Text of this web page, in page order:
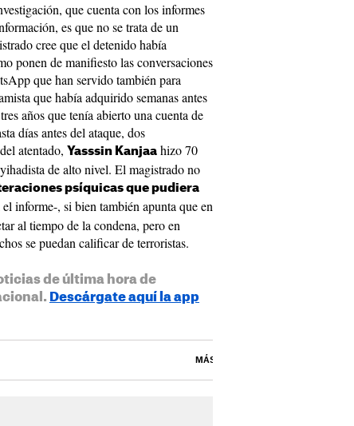
que cuenta con los informes
es que no se trata de un
cree que el detenido había
ponen de manifiesto las conversaciones
que han servido también para
que había adquirido semanas antes
años que tenía abierto una cuenta de
días antes del ataque, dos
atentado, Yasssin Kanjaa hizo 70
de alto nivel. El magistrado no
psíquicas que pudiera
informe-, si bien también apunta que en
al tiempo de la condena, pero en
se puedan calificar de terroristas.
de última hora de
Descárgate aquí la app
MÁS